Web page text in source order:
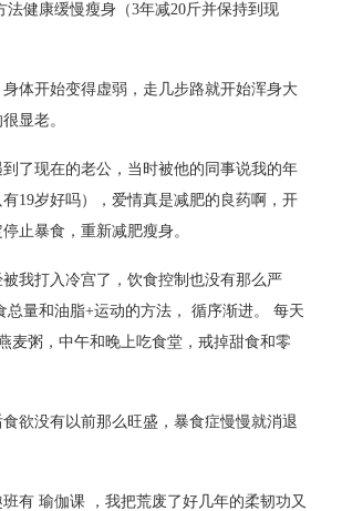
法健康缓慢瘦身（3年减20斤并保持到现
体开始变得虚弱，走几步路就开始浑身大
显老。
了现在的老公，当时被他的同事说我的年
19岁好吗），爱情真是减肥的良药啊，开
止暴食，重新减肥瘦身。
我打入冷宫了，饮食控制也没有那么严
总量和油脂+运动的方法， 循序渐进。 每天
麦粥，中午和晚上吃食堂，戒掉甜食和零
欲没有以前那么旺盛，暴食症慢慢就消退
有 瑜伽课 ，我把荒废了好几年的柔韧功又